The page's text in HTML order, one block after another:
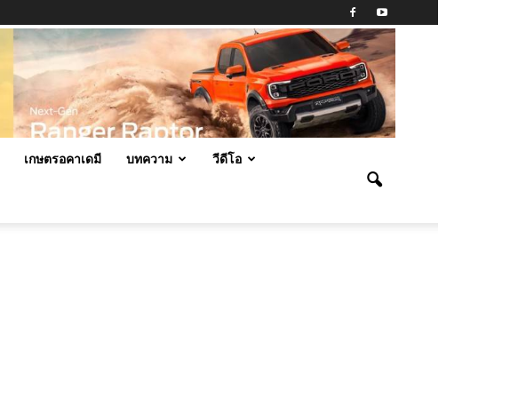
เกษตรอคาเดมี บทความ วีดีโอ